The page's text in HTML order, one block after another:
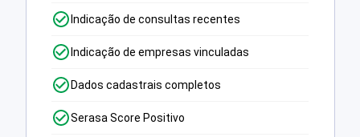
Indicação de consultas recentes
Indicação de empresas vinculadas
Dados cadastrais completos
Serasa Score Positivo